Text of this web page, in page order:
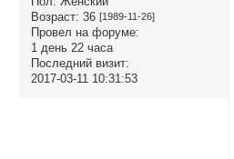
Возраст: 36 [1989-11-26]
Провел на форуме:
1 день 22 часа
Последний визит:
2017-03-11 10:31:53